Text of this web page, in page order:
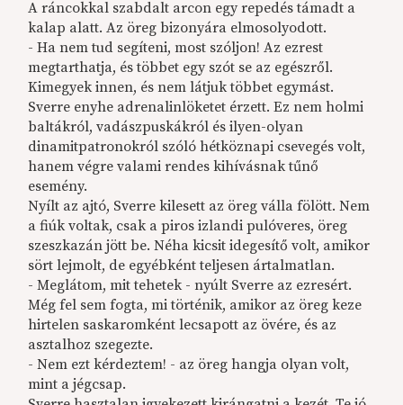
A ráncokkal szabdalt arcon egy repedés támadt a
kalap alatt. Az öreg bizonyára elmosolyodott.
- Ha nem tud segíteni, most szóljon! Az ezrest
megtarthatja, és többet egy szót se az egészről.
Kimegyek innen, és nem látjuk többet egymást.
Sverre enyhe adrenalinlöketet érzett. Ez nem holmi
baltákról, vadászpuskákról és ilyen-olyan
dinamitpatronokról szóló hétköznapi csevegés volt,
hanem végre valami rendes kihívásnak tűnő
esemény.
Nyílt az ajtó, Sverre kilesett az öreg válla fölött. Nem
a fiúk voltak, csak a piros izlandi pulóveres, öreg
szeszkazán jött be. Néha kicsit idegesítő volt, amikor
sört lejmolt, de egyébként teljesen ártalmatlan.
- Meglátom, mit tehetek - nyúlt Sverre az ezresért.
Még fel sem fogta, mi történik, amikor az öreg keze
hirtelen saskaromként lecsapott az övére, és az
asztalhoz szegezte.
- Nem ezt kérdeztem! - az öreg hangja olyan volt,
mint a jégcsap.